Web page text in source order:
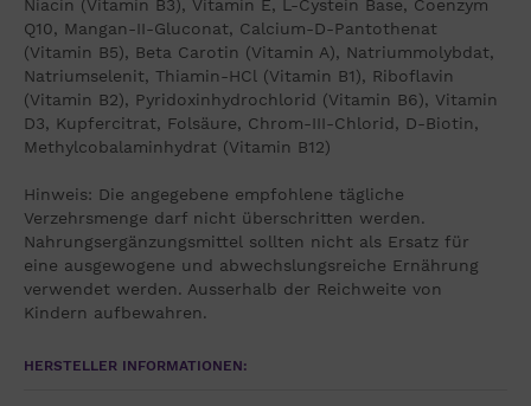
Niacin (Vitamin B3), Vitamin E, L-Cystein Base, Coenzym
Q10, Mangan-II-Gluconat, Calcium-D-Pantothenat
(Vitamin B5), Beta Carotin (Vitamin A), Natriummolybdat,
Natriumselenit, Thiamin-HCl (Vitamin B1), Riboflavin
(Vitamin B2), Pyridoxinhydrochlorid (Vitamin B6), Vitamin
D3, Kupfercitrat, Folsäure, Chrom-III-Chlorid, D-Biotin,
Methylcobalaminhydrat (Vitamin B12)
Hinweis: Die angegebene empfohlene tägliche
Verzehrsmenge darf nicht überschritten werden.
Nahrungsergänzungsmittel sollten nicht als Ersatz für
eine ausgewogene und abwechslungsreiche Ernährung
verwendet werden. Ausserhalb der Reichweite von
Kindern aufbewahren.
HERSTELLER INFORMATIONEN: